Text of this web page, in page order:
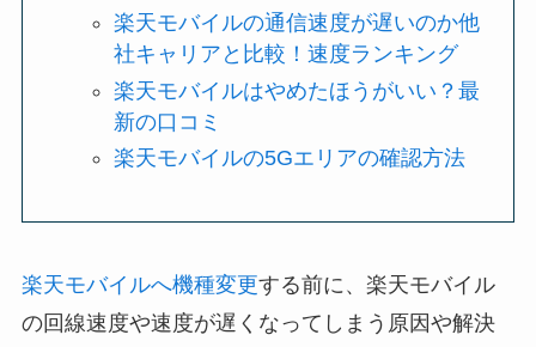
楽天モバイルの通信速度が遅いのか他
社キャリアと比較！速度ランキング
楽天モバイルはやめたほうがいい？最
新の口コミ
楽天モバイルの5Gエリアの確認方法
楽天モバイルへ機種変更する前に、楽天モバイル
の回線速度や速度が遅くなってしまう原因や解決